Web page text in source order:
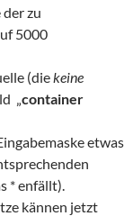
zu
5000
(diekeine
„container
etwas
* enfällt).
kännen jetzt